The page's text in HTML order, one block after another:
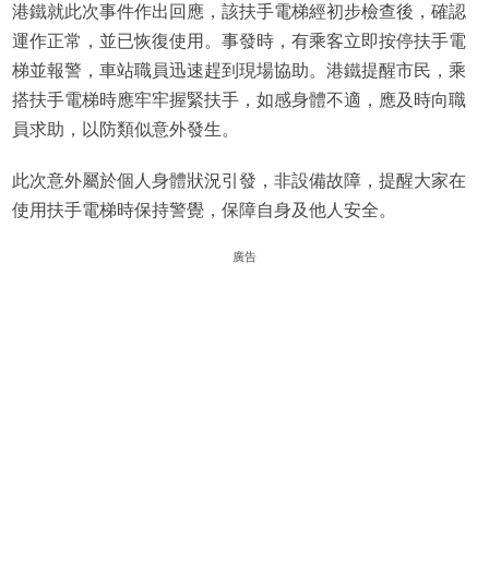
港鐵就此次事件作出回應，該扶手電梯經初步檢查後，確認
運作正常，並已恢復使用。事發時，有乘客立即按停扶手電
梯並報警，車站職員迅速趕到現場協助。港鐵提醒市民，乘
搭扶手電梯時應牢牢握緊扶手，如感身體不適，應及時向職
員求助，以防類似意外發生。
此次意外屬於個人身體狀況引發，非設備故障，提醒大家在
使用扶手電梯時保持警覺，保障自身及他人安全。
廣告